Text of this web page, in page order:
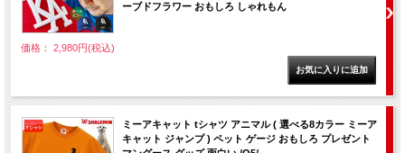
ーブドフラワー おもしろ しゃれもん
価格： 2,980円(税込)
ミーアキャット tシャツ アニマル ( 選べる8カラー ミーア
キャット ジャンプ ) ペット ゲージ おもしろ プレゼント